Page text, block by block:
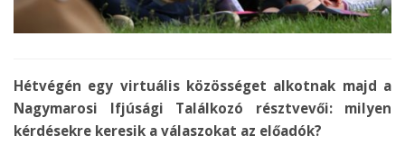
Hétvégén egy virtuális közösséget alkotnak majd a
Nagymarosi Ifjúsági Találkozó résztvevői: milyen
kérdésekre keresik a válaszokat az előadók?